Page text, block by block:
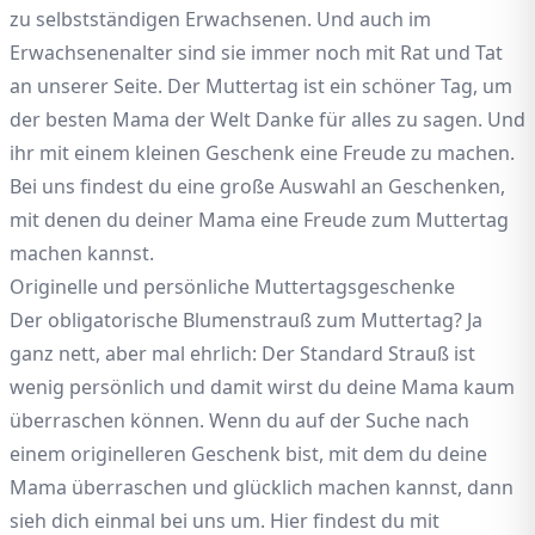
zu selbstständigen Erwachsenen. Und auch im
Erwachsenenalter sind sie immer noch mit Rat und Tat
an unserer Seite. Der Muttertag ist ein schöner Tag, um
der besten Mama der Welt Danke für alles zu sagen. Und
ihr mit einem kleinen Geschenk eine Freude zu machen.
Bei uns findest du eine große Auswahl an Geschenken,
mit denen du deiner Mama eine Freude zum Muttertag
machen kannst.
Originelle und persönliche Muttertagsgeschenke
Der obligatorische Blumenstrauß zum Muttertag? Ja
ganz nett, aber mal ehrlich: Der Standard Strauß ist
wenig persönlich und damit wirst du deine Mama kaum
überraschen können. Wenn du auf der Suche nach
einem originelleren Geschenk bist, mit dem du deine
Mama überraschen und glücklich machen kannst, dann
sieh dich einmal bei uns um. Hier findest du mit